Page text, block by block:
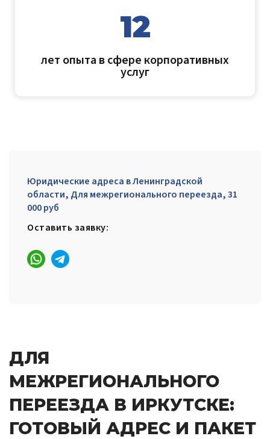
12
лет опыта в сфере корпоративных
услуг
Юридические адреса в Ленинградской
области, Для межрегионального переезда, 31
000 руб
Оставить заявку:
ДЛЯ
МЕЖРЕГИОНАЛЬНОГО
ПЕРЕЕЗДА В ИРКУТСКЕ:
ГОТОВЫЙ АДРЕС И ПАКЕТ